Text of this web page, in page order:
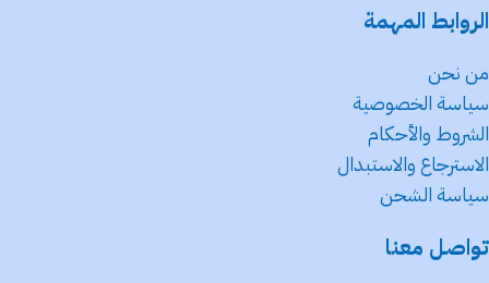
الروابط المهمة
من نحن
سياسة الخصوصية
الشروط والأحكام
الاسترجاع والاستبدال
سياسة الشحن
تواصل معنا